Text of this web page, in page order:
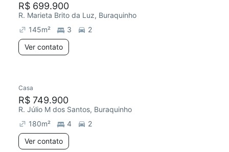
R$ 699.900
R. Marieta Brito da Luz, Buraquinho
145m² 3
2
Ver contato
Casa
R$ 749.900
R. Júlio M dos Santos, Buraquinho
180m² 4
2
Ver contato